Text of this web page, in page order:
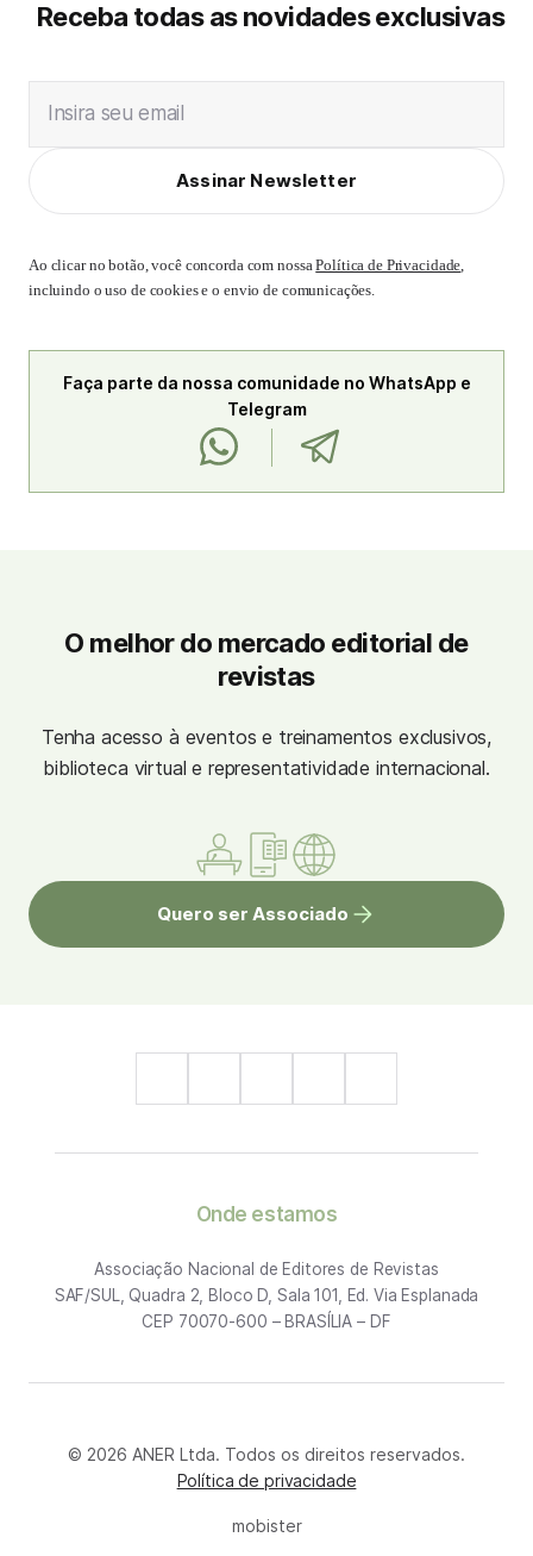
Receba todas as novidades exclusivas
Insira seu email
Assinar Newsletter
Ao clicar no botão, você concorda com nossaPolítica de Privacidade,
incluindo o uso de cookies e o envio de comunicações.
Faça parte da nossa comunidade no WhatsApp e
Telegram
O melhor do mercado editorial de
revistas
Tenha acesso à eventos e treinamentos exclusivos,
biblioteca virtual e representatividade internacional.
Quero ser Associado
Onde estamos
Associação Nacional de Editores de Revistas
SAF/SUL, Quadra 2, Bloco D, Sala 101, Ed. Via Esplanada
CEP 70070-600 – BRASÍLIA – DF
© 2026 ANER Ltda. Todos os direitos reservados.
Política de privacidade
mobister